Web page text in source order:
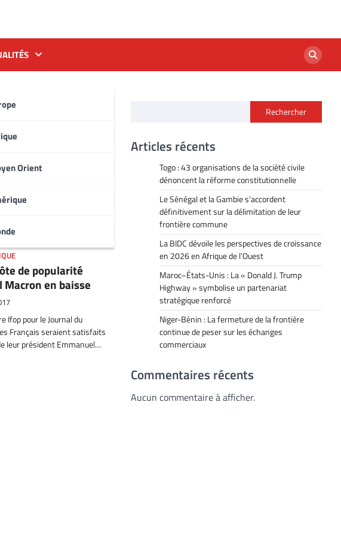
Orient
de popularité
Macron en baisse
Ifop pour le Journal du
Français seraient satisfaits
leur président Emmanuel…
Rechercher
Articles récents
Togo : 43 organisations de la société civile
dénoncent la réforme constitutionnelle
Le Sénégal et la Gambie s’accordent
définitivement sur la délimitation de leur
frontière commune
La BIDC dévoile les perspectives de croissance
en 2026 en Afrique de l’Ouest
Maroc–États-Unis : La « Donald J. Trump
Highway » symbolise un partenariat
stratégique renforcé
Niger-Bénin : La fermeture de la frontière
continue de peser sur les échanges
commerciaux
Commentaires récents
Aucun commentaire à afficher.